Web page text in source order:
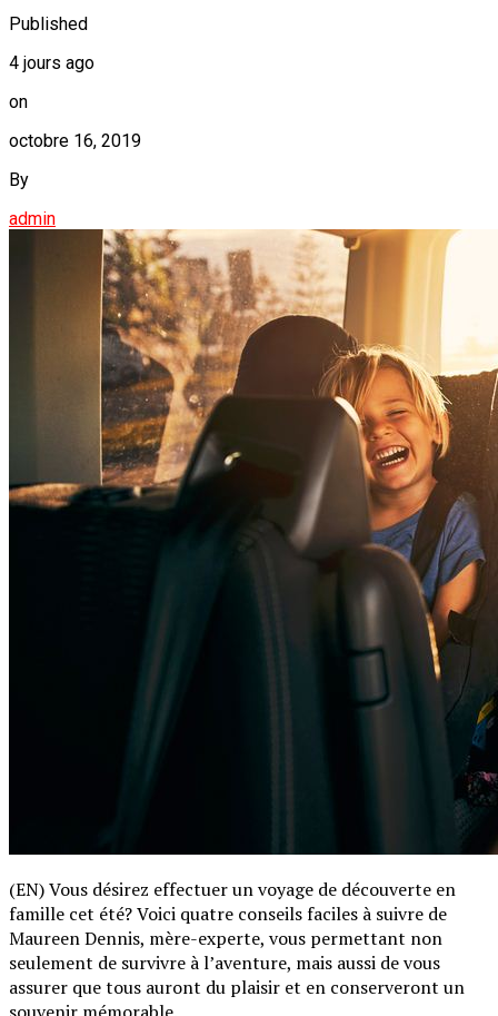
Published
4 jours ago
on
octobre 16, 2019
By
admin
(EN) Vous désirez effectuer un voyage de découverte en
famille cet été? Voici quatre conseils faciles à suivre de
Maureen Dennis, mère-experte, vous permettant non
seulement de survivre à l’aventure, mais aussi de vous
assurer que tous auront du plaisir et en conserveront un